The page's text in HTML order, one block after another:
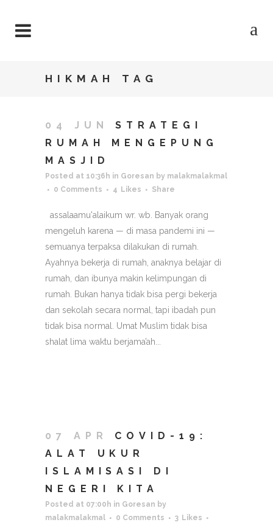
HIKMAH TAG
04 JUN
STRATEGI
RUMAH MENGEPUNG
MASJID
Posted at 10:36h in Goresan by malakmalakmal
0 Comments
4 Likes Share
assalaamu'alaikum wr. wb. Banyak orang
mengeluh karena — di masa pandemi ini —
semuanya terpaksa dilakukan di rumah.
Ayahnya bekerja di rumah, anaknya belajar di
rumah, dan ibunya makin kelimpungan di
rumah. Bukan hanya tidak bisa pergi bekerja
dan sekolah secara normal, tapi ibadah pun
tidak bisa normal. Umat Muslim tidak bisa
shalat lima waktu berjama’ah...
07 APR
COVID-19:
ALAT UKUR
ISLAMISASI DI
NEGERI KITA
Posted at 07:00h in Goresan by
malakmalakmal
0 Comments 3 Likes